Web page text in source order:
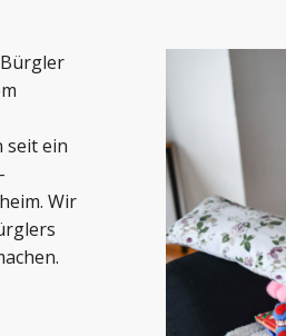
seit ein
Wir